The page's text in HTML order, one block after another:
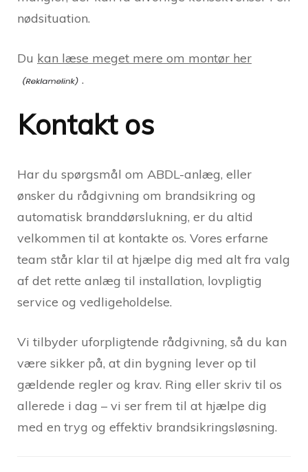
nødsituation.
Du kan læse meget mere om montør her
.
Kontakt os
Har du spørgsmål om ABDL-anlæg, eller
ønsker du rådgivning om brandsikring og
automatisk branddørslukning, er du altid
velkommen til at kontakte os. Vores erfarne
team står klar til at hjælpe dig med alt fra valg
af det rette anlæg til installation, lovpligtig
service og vedligeholdelse.
Vi tilbyder uforpligtende rådgivning, så du kan
være sikker på, at din bygning lever op til
gældende regler og krav. Ring eller skriv til os
allerede i dag – vi ser frem til at hjælpe dig
med en tryg og effektiv brandsikringsløsning.